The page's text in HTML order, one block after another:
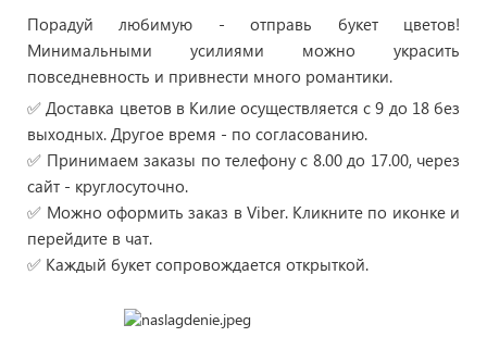
Порадуй любимую - отправь букет цветов!
Минимальными усилиями можно украсить
повседневность и привнести много романтики.
✅ Доставка цветов в Килие осуществляется с 9 до 18 без
выходных. Другое время - по согласованию.
✅ Принимаем заказы по телефону с 8.00 до 17.00, через
сайт - круглосуточно.
✅ Можно оформить заказ в Viber. Кликните по иконке и
перейдите в чат.
✅ Каждый букет сопровождается открыткой.